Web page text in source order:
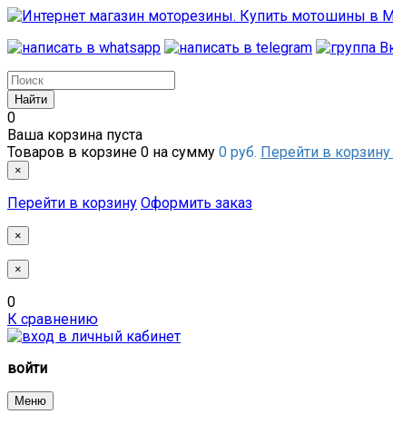
0
Ваша корзина пуста
Товаров в корзине 0 на сумму 0 руб. Перейти в корзину
×
Перейти в корзину Оформить заказ
×
×
0
К сравнению
войти
Меню